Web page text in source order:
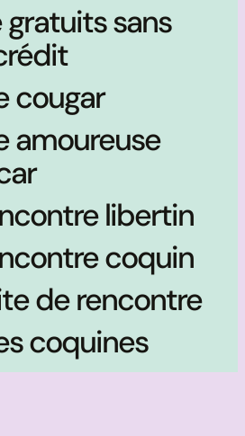
sans
cougar
amoureuse
libertin
coquin
de rencontre
coquines